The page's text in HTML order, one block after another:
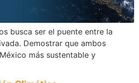
busca ser el puente entre la
Demostrar que ambos
más sustentable y